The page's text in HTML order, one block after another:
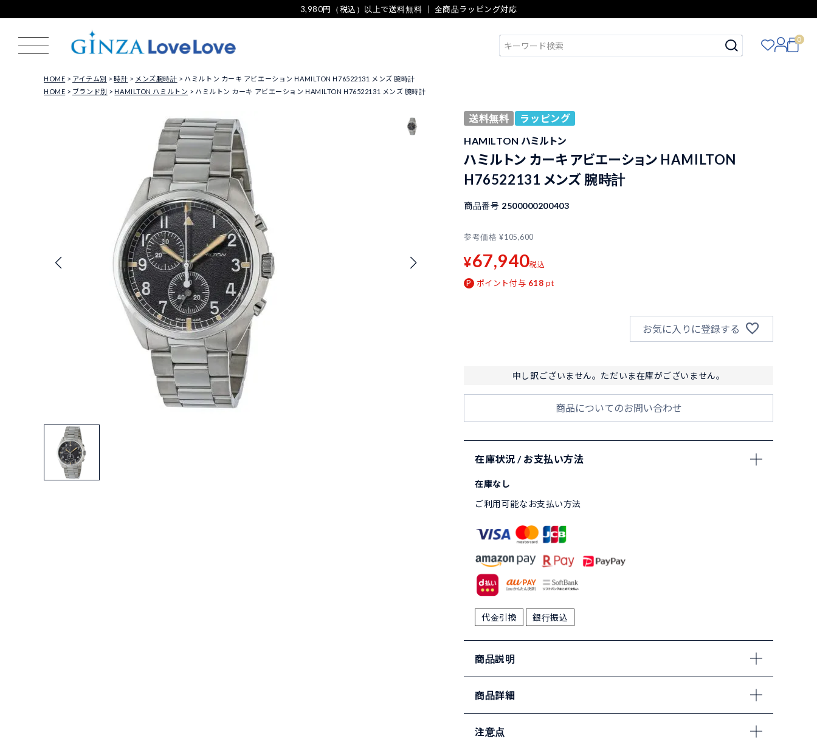
3,980円（税込）以上で送料無料 ｜ 全商品ラッピング対応
0
HOME アイテム別 時計 メンズ腕時計
ハミルトン カーキ アビエーション HAMILTON H76522131 メンズ 腕時計
HOME
ブランド別 HAMILTON ハミルトン ハミルトン カーキ アビエーション HAMILTON H76522131 メンズ 腕時計
送料無料
ラッピング
HAMILTON ハミルトン
ハミルトン カーキ アビエーション HAMILTON
H76522131 メンズ 腕時計
商品番号 2500000200403
参考価格 ¥105,600
¥67,940税込
ポイント付与 618 pt
お気に入りに登録する
申し訳ございません。ただいま在庫がございません。
商品についてのお問い合わせ
在庫状況 / お支払い方法
在庫なし
ご利用可能なお支払い方法
代金引換 銀行振込
商品説明
商品詳細
注意点